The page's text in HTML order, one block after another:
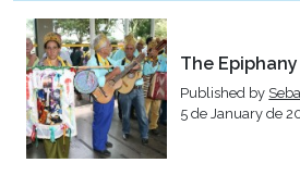
The
Published by
5 de January de